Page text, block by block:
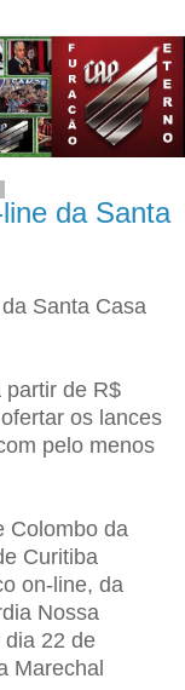
da Santa
Santa Casa
partir de R$
os lances
pelo menos
Colombo da
Curitiba
on-line, da
Nossa
dia 22 de
Marechal